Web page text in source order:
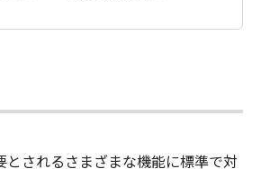
とされるさまざまな機能に標準で対